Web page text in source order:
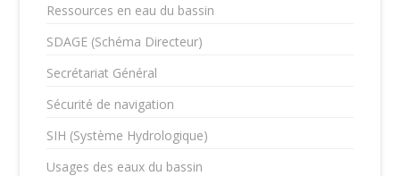
Ressources en eau du bassin
SDAGE (Schéma Directeur)
Secrétariat Général
Sécurité de navigation
SIH (Système Hydrologique)
Usages des eaux du bassin